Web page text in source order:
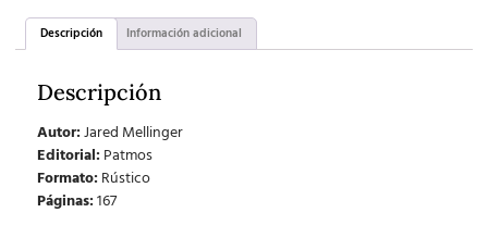
Descripción Información adicional
Descripción
Autor:Jared Mellinger
Editorial:Patmos
Formato:Rústico
Páginas:167